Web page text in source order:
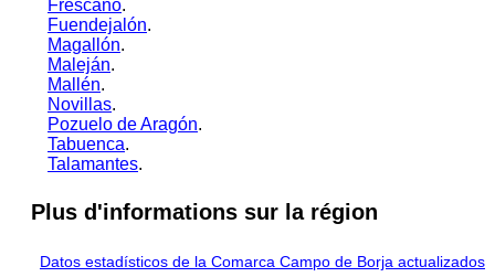
Fréscano.
Fuendejalón.
Magallón.
Maleján.
Mallén.
Novillas.
Pozuelo de Aragón.
Tabuenca.
Talamantes.
Plus d'informations sur la région
Datos estadísticos de la Comarca Campo de Borja actualizados